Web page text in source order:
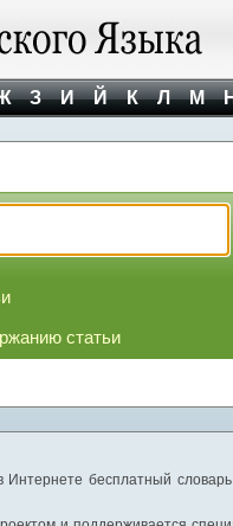
З И Й К Л М
статьи
бесплатный словарь